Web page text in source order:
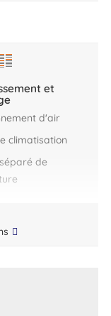
et
d'air
climatisation